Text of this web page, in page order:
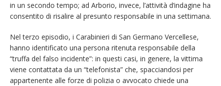
in un secondo tempo; ad Arborio, invece, l’attività d’indagine ha
consentito di risalire al presunto responsabile in una settimana.
Nel terzo episodio, i Carabinieri di San Germano Vercellese,
hanno identificato una persona ritenuta responsabile della
“truffa del falso incidente”: in questi casi, in genere, la vittima
viene contattata da un “telefonista” che, spacciandosi per
appartenente alle forze di polizia o avvocato chiede una